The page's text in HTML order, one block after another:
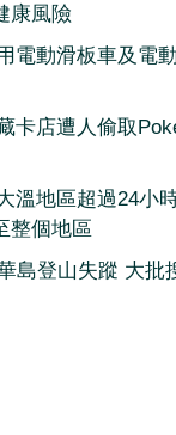
康風險
電動滑板車及電
卡店遭人偷取
溫地區超過24小
整個地區
島登山失蹤 大批